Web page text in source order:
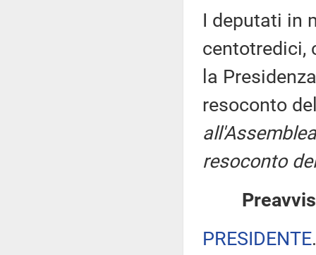
I deputati in
centotredici,
la
resoconto
resoconto
PRESIDENTE